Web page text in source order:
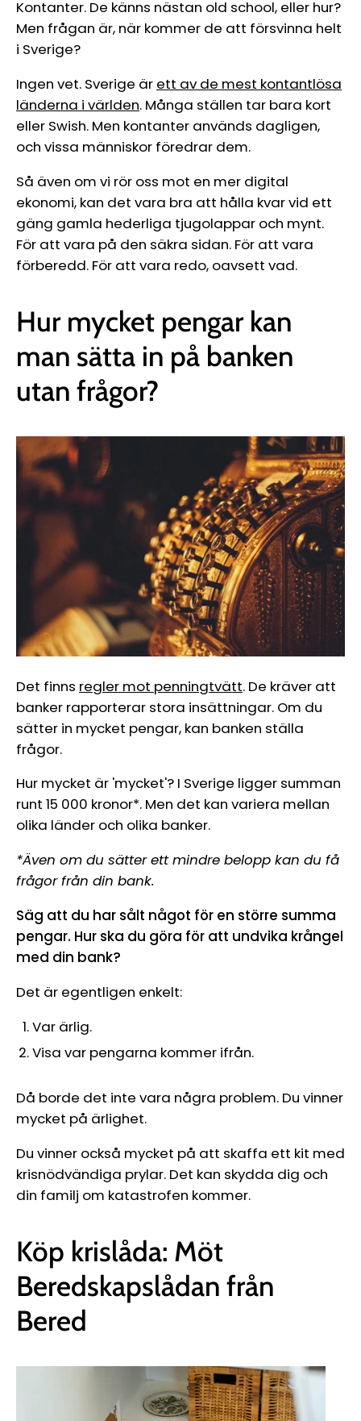
Kontanter. De känns nästan old school, eller hur?
Men frågan är, när kommer de att försvinna helt
i Sverige?
Ingen vet. Sverige är ett av de mest kontantlösa
länderna i världen. Många ställen tar bara kort
eller Swish. Men kontanter används dagligen,
och vissa människor föredrar dem.
Så även om vi rör oss mot en mer digital
ekonomi, kan det vara bra att hålla kvar vid ett
gäng gamla hederliga tjugolappar och mynt.
För att vara på den säkra sidan. För att vara
förberedd. För att vara redo, oavsett vad.
Hur mycket pengar kan
man sätta in på banken
utan frågor?
Det finns regler mot penningtvätt. De kräver att
banker rapporterar stora insättningar. Om du
sätter in mycket pengar, kan banken ställa
frågor.
Hur mycket är 'mycket'? I Sverige ligger summan
runt 15 000 kronor*. Men det kan variera mellan
olika länder och olika banker.
*Även om du sätter ett mindre belopp kan du få
frågor från din bank.
Säg att du har sålt något för en större summa
pengar. Hur ska du göra för att undvika krångel
med din bank?
Det är egentligen enkelt:
Var ärlig.
Visa var pengarna kommer ifrån.
Då borde det inte vara några problem. Du vinner
mycket på ärlighet.
Du vinner också mycket på att skaffa ett kit med
krisnödvändiga prylar. Det kan skydda dig och
din familj om katastrofen kommer.
Köp krislåda: Möt
Beredskapslådan från
Bered